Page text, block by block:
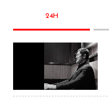
24H